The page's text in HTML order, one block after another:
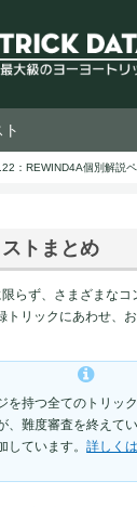
：REWIND4A個別解説
トまとめ
らず、さまざまな
トリックにあわせ、
を持つ全てのトリッ
、難度審査を終えて
しています。詳しく